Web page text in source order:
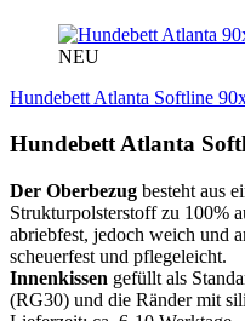
NEU
Hundebett Atlanta Softline
Hundebett Atlanta
Der Oberbezug besteht aus
Strukturpolsterstoff zu 100%
abriebfest, jedoch weich und
scheuerfest und pflegeleicht.
Innenkissen gefüllt als
(RG30) und die Ränder mit